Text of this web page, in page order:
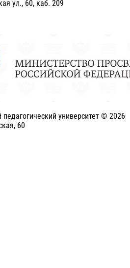
ул., 60, каб. 209
университет © 2026
60